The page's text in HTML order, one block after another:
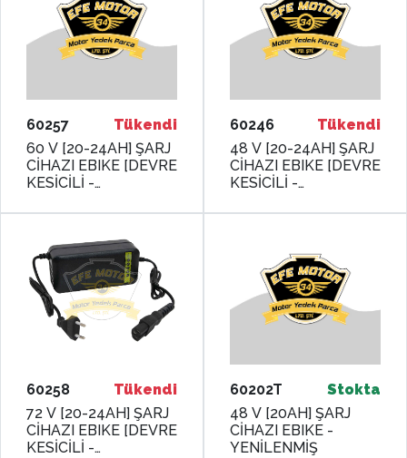
60257
Tükendi
60 V [20-24AH] ŞARJ
CİHAZI EBIKE [DEVRE
KESİCİLİ -
MONERO
60246
Tükendi
48 V [20-24AH] ŞARJ
CİHAZI EBIKE [DEVRE
KESİCİLİ -
MONERO
60258
Tükendi
72 V [20-24AH] ŞARJ
CİHAZI EBIKE [DEVRE
KESİCİLİ -
60202T
Stokta
48 V [20AH] ŞARJ
CİHAZI EBIKE -
YENİLENMİŞ